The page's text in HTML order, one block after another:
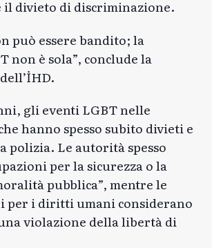
divieto di discriminazione.
può essere bandito; la
non è sola”, conclude la
gli eventi LGBT nelle
hanno spesso subito divieti e
polizia. Le autorità spesso
per la sicurezza o la
pubblica”, mentre le
per i diritti umani considerano
violazione della libertà di